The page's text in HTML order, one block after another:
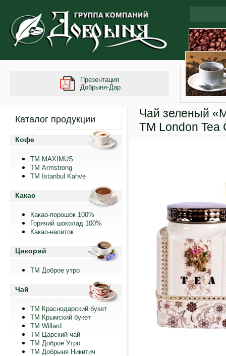
Презентация
Добрыня-Дар
Каталог продукции
Кофе
ТМ MAXIMUS
ТМ Armstrong
TM Istanbul Kahve
Какао
Какао-порошок 100%
Горячий шоколад 100%
Какао-напиток
Цикорий
ТМ Доброе утро
Чай
ТМ Краснодарский букет
ТМ Крымский букет
ТМ Willard
ТМ Царский чай
ТМ Доброе Утро
ТМ Добрыня Никитич
Чай зеленый
ТМ London Tea